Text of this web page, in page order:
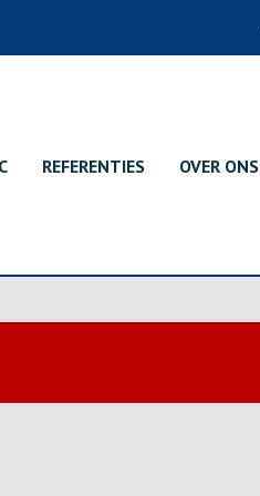
REFERENTIES OVER ONS